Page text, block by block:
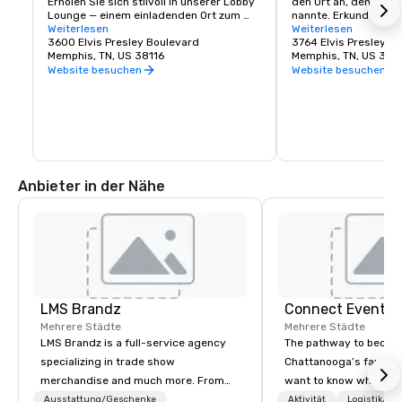
Lounge — einem einladenden Ort zum
Entspannen, Auftanken und Vernetzen.
Genießen Sie handgemachte Cocktails,
lokale Biere und vom Süden inspirierte
Häppchen in einer warmen, eleganten
Weiterlesen
3600 Elvis Presley Boulevard
Memphis, TN, US 38116
Website besuchen
nannte. Erkunden
Herrenhaus,
Gärten, in denen er
besichtigen Sie die
er von Show zu
Weiterlesen
3764 Elvis Presley
Memphis, TN, US
Website besuchen
Anbieter in der Nähe
LMS Brandz
Mehrere Städte
LMS Brandz is a full-service agency
specializing in trade show
merchandise and much more. From
Ausstattung/Geschenke
Connect Event
Mehrere Städte
The pathway to
Chattanooga’s
want to know where
Aktivität
Logistik/